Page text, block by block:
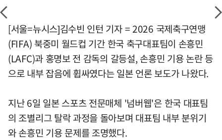
[서울=뉴시스]김수빈 인턴 기자 = 2026 국제축구연맹
(FIFA) 북중미 월드컵 기간 한국 축구대표팀이 손흥민
(LAFC)과 홍명보 전 감독의 갈등설, 손흥민 기용 논란 등
으로 내부 잡음에 휩싸였다는 일본 언론 보도가 나왔다.
지난 6일 일본 스포츠 전문매체 '넘버웹'은 한국 대표팀
의 조별리그 탈락 과정을 돌아보며 대표팀 내부 분위기
와 손흥민 기용 문제를 조명했다.